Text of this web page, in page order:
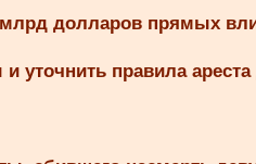
млрд долларов прямых
уточнить правила ареста